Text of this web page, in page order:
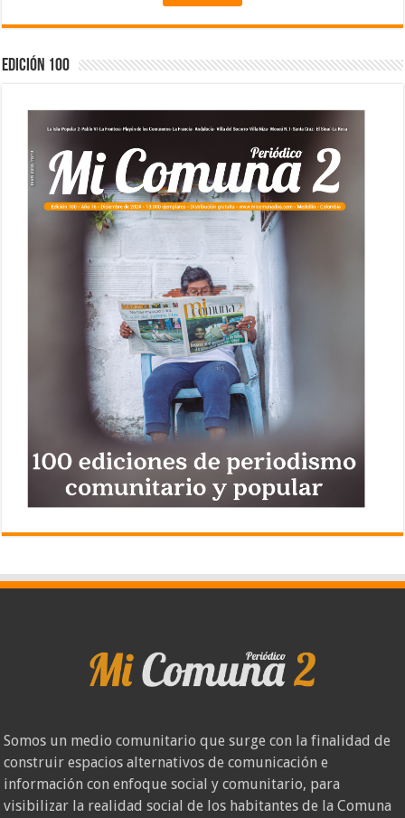
Edición 100
Somos un medio comunitario que surge con la finalidad de
construir espacios alternativos de comunicación e
información con enfoque social y comunitario, para
visibilizar la realidad social de los habitantes de la Comuna